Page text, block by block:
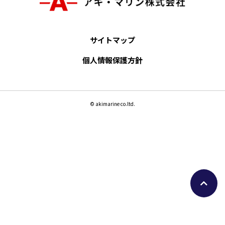
サイトマップ
個人情報保護方針
© akimarine co.ltd.